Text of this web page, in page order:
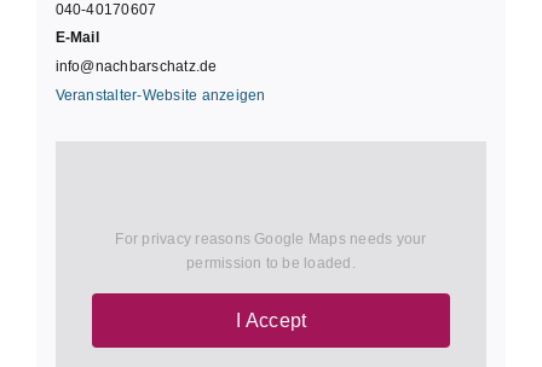
040-40170607
E-Mail
info@nachbarschatz.de
Veranstalter-Website anzeigen
For privacy reasons Google Maps needs your
permission to be loaded.
I Accept